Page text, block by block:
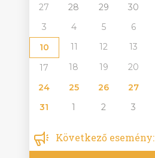
27 28 29 30
3
4 5 6
10
11 12 13
17
18 19 20
24
25 26 27
31
1 2 3
Következő esemény: